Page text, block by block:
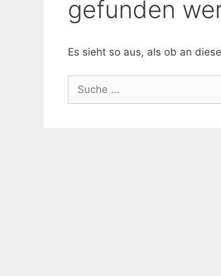
gefunden
Es sieht so aus, als ob an
nach: